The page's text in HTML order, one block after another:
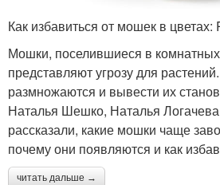
Как избавиться от мошек в цветах:
Мошки, поселившиеся в комнатных
представляют угрозу для
размножаются и вывести их
Наталья Шешко, Наталья
рассказали, какие мошки чаще
почему они появляются и как
читать дальше →